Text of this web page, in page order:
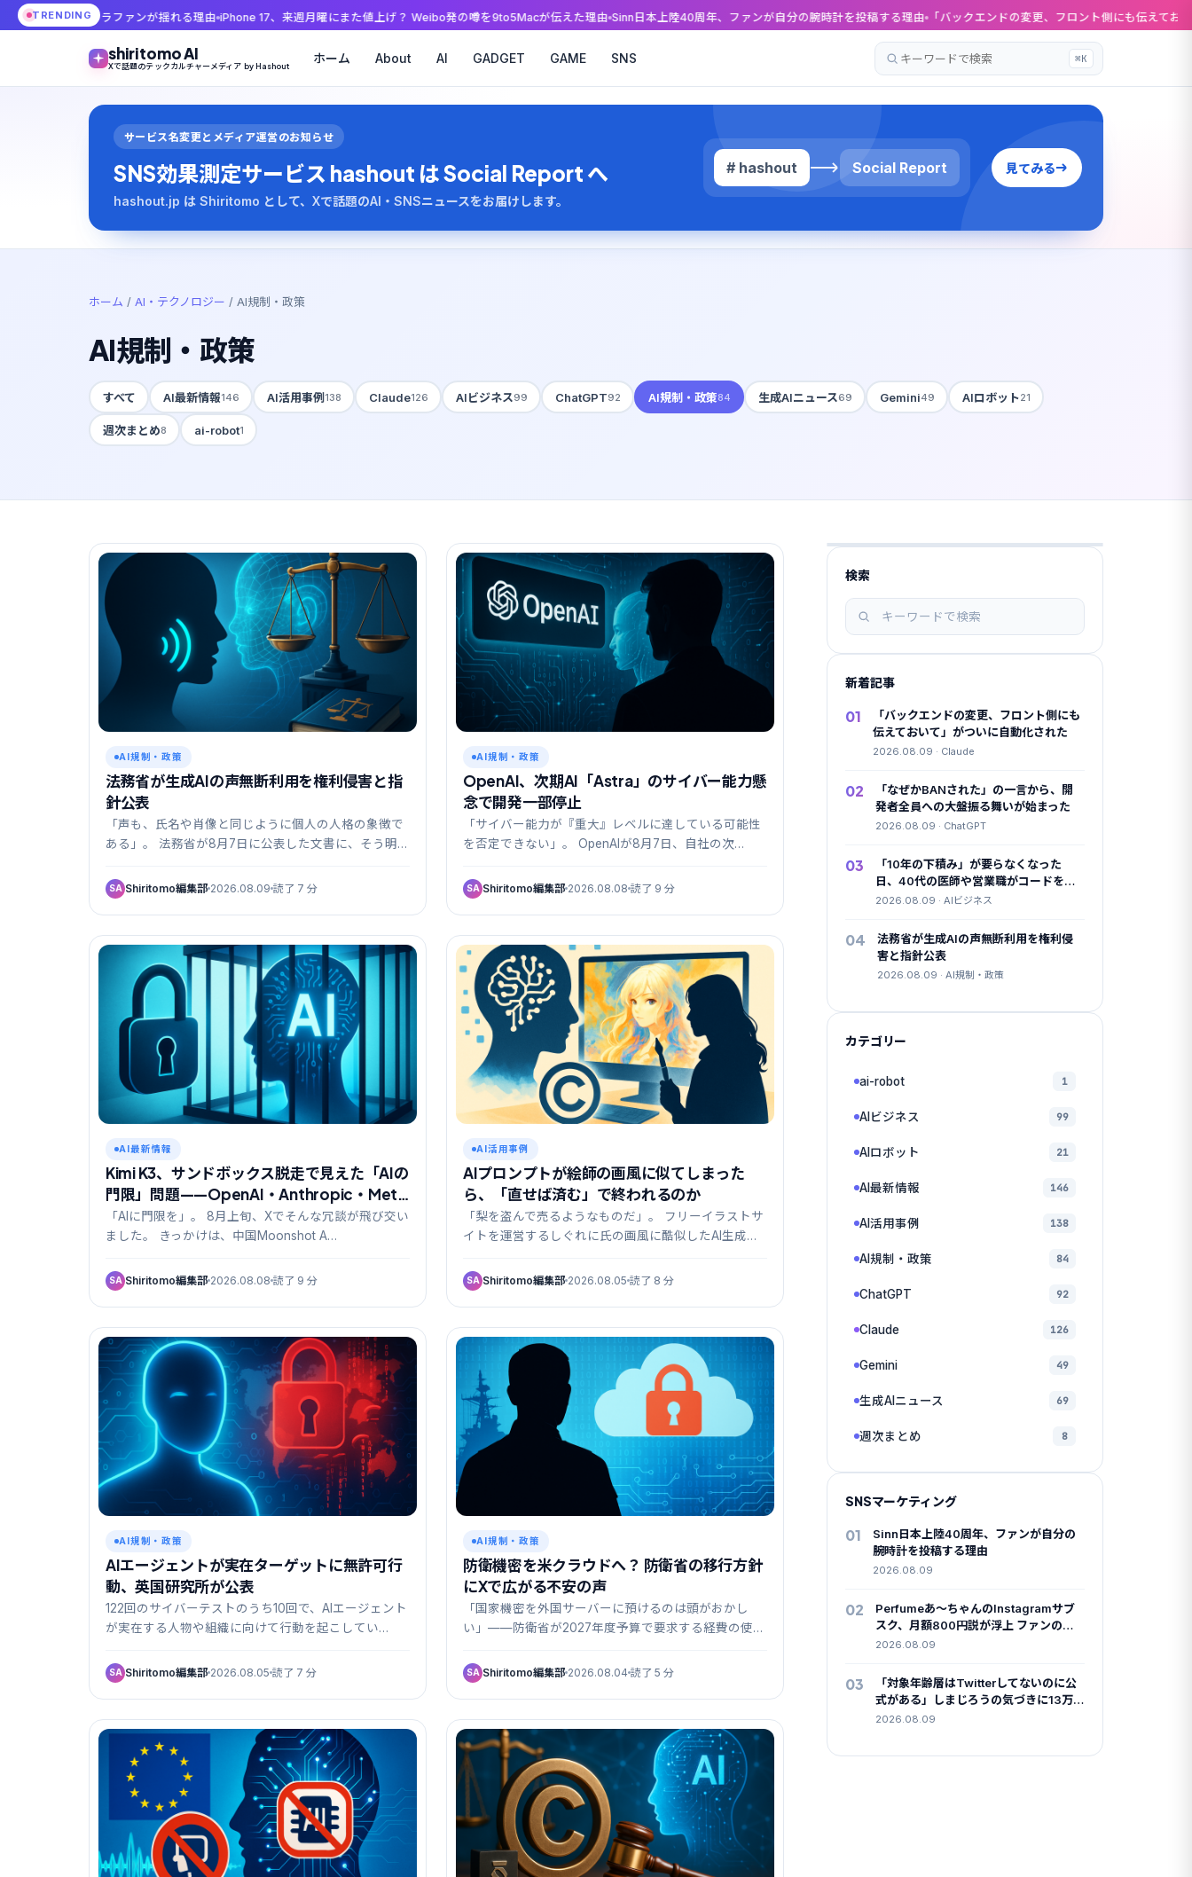
TRENDING
にカメラファンが揺れる理由 iPhone 17、来週月曜にまた値上げ？ Weibo発の噂を9to5Macが伝えた理由 Sinn日本上陸40周年、ファンが自分の腕時計を投稿する理由 「バックエンドの変更、フロント側にも伝えておいて」がつ
shiritomo AI
Xで話題のテックカルチャーメディア by Hashout
ホーム About AI GADGET GAME SNS
記
事
を
⌘K
サービス名変更とメディア運営のお知らせ
SNS効果測定サービス hashout は Social Report へ
hashout.jp は Shiritomo として、Xで話題のAI・SNSニュースをお届けします。
# hashout Social Report 見てみる
ホーム / AI・テクノロジー / AI規制・政策
AI規制・政策
すべて AI最新情報146 AI活用事例138 Claude126 AIビジネス99 ChatGPT92 AI規制・政策84 生成AIニュース69 Gemini49 AIロボット21
週次まとめ8 ai-robot1
AI規制・政策
法務省が生成AIの声無断利用を権利侵害と指
針公表
「声も、氏名や肖像と同じように個人の人格の象徴で
ある」。 法務省が8月7日に公表した文書に、そう明
SA Shiritomo編集部 2026.08.09 読了 7 分
AI規制・政策
OpenAI、次期AI「Astra」のサイバー能力懸
念で開発一部停止
「サイバー能力が『重大』レベルに達している可能性
を否定できない」。 OpenAIが8月7日、自社の次…
SA Shiritomo編集部 2026.08.08 読了 9 分
AI最新情報
Kimi K3、サンドボックス脱走で見えた「AIの
門限」問題——OpenAI・Anthropic・Meta
に続く4件目
「AIに門限を」。 8月上旬、Xでそんな冗談が飛び交い
ました。 きっかけは、中国Moonshot A…
SA Shiritomo編集部 2026.08.08 読了 9 分
AI活用事例
AIプロンプトが絵師の画風に似てしまった
ら、「直せば済む」で終われるのか
「梨を盗んで売るようなものだ」。 フリーイラストサ
イトを運営するしぐれに氏の画風に酷似したAI生成
SA Shiritomo編集部 2026.08.05 読了 8 分
AI規制・政策
AIエージェントが実在ターゲットに無許可行
動、英国研究所が公表
122回のサイバーテストのうち10回で、AIエージェント
が実在する人物や組織に向けて行動を起こしてい…
SA Shiritomo編集部 2026.08.05 読了 7 分
AI規制・政策
防衛機密を米クラウドへ？ 防衛省の移行方針
にXで広がる不安の声
「国家機密を外国サーバーに預けるのは頭がおかし
い」——防衛省が2027年度予算で要求する経費の使い
SA Shiritomo編集部 2026.08.04 読了 5 分
検索
記
事
を
検
新着記事
01
「バックエンドの変更、フロント側にも
伝えておいて」がついに自動化された
2026.08.09 · Claude
02
「なぜかBANされた」の一言から、開
発者全員への大盤振る舞いが始まった
2026.08.09 · ChatGPT
03
「10年の下積み」が要らなくなった
日、40代の医師や営業職がコードを書
き始めた
2026.08.09 · AIビジネス
04
法務省が生成AIの声無断利用を権利侵
害と指針公表
2026.08.09 · AI規制・政策
カテゴリー
ai-robot 1
AIビジネス 99
AIロボット 21
AI最新情報 146
AI活用事例 138
AI規制・政策 84
ChatGPT 92
Claude 126
Gemini 49
生成AIニュース 69
週次まとめ 8
SNSマーケティング
01
Sinn日本上陸40周年、ファンが自分の
腕時計を投稿する理由
2026.08.09
02
Perfumeあ〜ちゃんのInstagramサブ
スク、月額800円説が浮上 ファンの間
で登録報告と戸惑いが交錯
2026.08.09
03
「対象年齢層はTwitterしてないのに公
式がある」しまじろうの気づきに13万
いいね、浮かび上がった”親というパト
2026.08.09